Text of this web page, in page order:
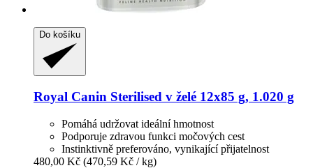
Do košíku
Royal Canin Sterilised v želé 12x85 g, 1.020 g
Pomáhá udržovat ideální hmotnost
Podporuje zdravou funkci močových cest
Instinktivně preferováno, vynikající přijatelnost
480,00 Kč (470,59 Kč / kg)